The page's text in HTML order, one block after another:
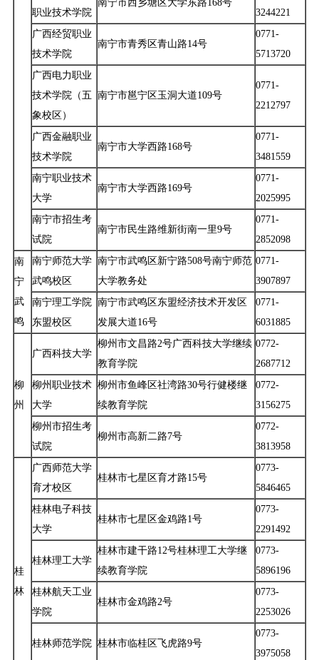
职业技术学院
南宁市西乡塘区大学东路168号
3244221
广西经贸职业
技术学院
南宁市青秀区青山路14号
0771-
5713720
广西电力职业
技术学院（五
象校区）
南宁市邕宁区玉洞大道109号
0771-
2212797
广西金融职业
技术学院
南宁市大学西路168号
0771-
3481559
南宁职业技术
大学
南宁市大学西路169号
0771-
2025995
南宁市招生考
试院
南宁市民生路维新街南一里9号
0771-
2852098
南
宁
武
鸣
南宁师范大学
武鸣校区
南宁市武鸣区新宁路508号南宁师范
大学教务处
0771-
3907897
南宁理工学院
东盟校区
南宁市武鸣区东盟经济技术开发区
发展大道16号
0771-
6031885
柳
州
广西科技大学
柳州市文昌路2号广西科技大学继续
教育学院
0772-
2687712
柳州职业技术
大学
柳州市鱼峰区社湾路30号行健楼继
续教育学院
0772-
3156275
柳州市招生考
试院
柳州市高新二路7号
0772-
3813958
桂
林
广西师范大学
育才校区
桂林市七星区育才路15号
0773-
5846465
桂林电子科技
大学
桂林市七星区金鸡路1号
0773-
2291492
桂林理工大学
桂林市建干路12号桂林理工大学继
续教育学院
0773-
5896196
桂林航天工业
学院
桂林市金鸡路2号
0773-
2253026
桂林师范学院 桂林市临桂区飞虎路9号
0773-
3975058